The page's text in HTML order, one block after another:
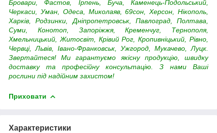
Бровари, Фастов, Ірпень, Буча, Каменець-Подольський,
Черкаси, Уман, Одеса, Миколаяв, 69сон, Херсон, Нікополь,
Харків, Родзинки, Дніпропетровськ, Павлоград, Полтава,
Суми, Конотоп, Запоріжжя, Кременчуг, Тернополя,
Хмельницький, Житосвіт, Крівий Рог, Кропивніцький, Рівно,
Червці, Львів, Івано-Франковськ, Ужгород, Мукачево, Луцк.
Звертайтеся! Ми гарантуємо якісну продукцію, швидку
доставку та професійну консультацію. З нами Ваші
рослини під надійним захистом!
Приховати
Характеристики